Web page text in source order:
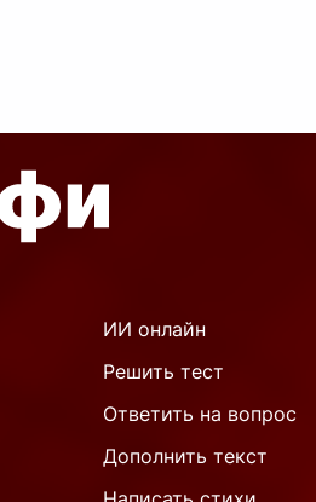
ИИ онлайн
Решить тест
Ответить на вопрос
Дополнить текст